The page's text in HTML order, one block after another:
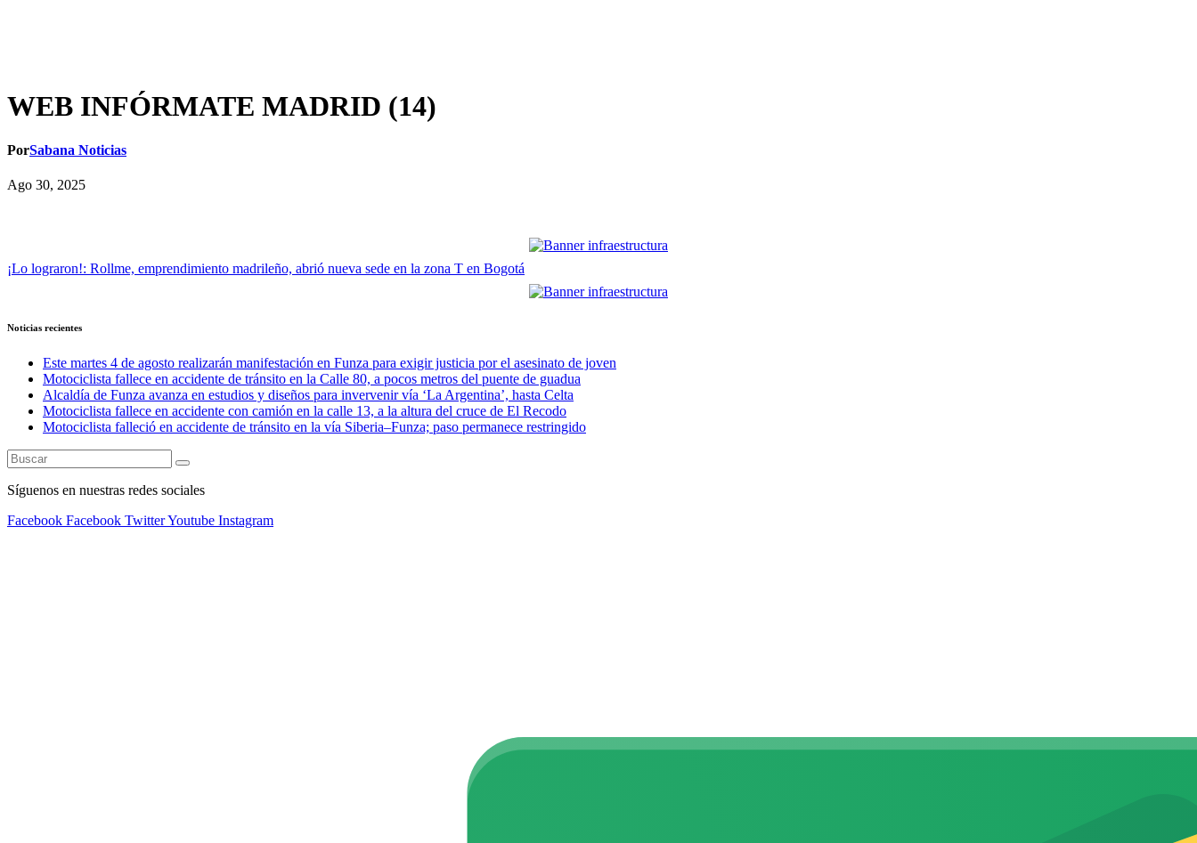
WEB INFÓRMATE MADRID (14)
PorSabana Noticias
Ago 30, 2025
Navegación
entradas
¡Lo lograron!: Rollme, emprendimiento madrileño, abrió nueva sede en la zona T en Bogotá
Noticias recientes
Este martes 4 de agosto realizarán manifestación en Funza para exigir justicia por el asesinato de joven
Motociclista fallece en accidente de tránsito en la Calle 80, a pocos metros del puente de guadua
Alcaldía de Funza avanza en estudios y diseños para invervenir vía ‘La Argentina’, hasta Celta
Motociclista fallece en accidente con camión en la calle 13, a la altura del cruce de El Recodo
Motociclista falleció en accidente de tránsito en la vía Siberia–Funza; paso permanece restringido
Síguenos en nuestras redes sociales
Facebook Facebook TwitterYoutube Instagram